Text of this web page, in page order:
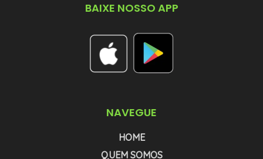
BAIXE NOSSO APP
NAVEGUE
HOME
QUEM SOMOS